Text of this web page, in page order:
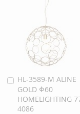
HL-3589-M ALINE
GOLD Φ60
HOMELIGHTING
4086
Προσθήκη
στο
Καλάθι